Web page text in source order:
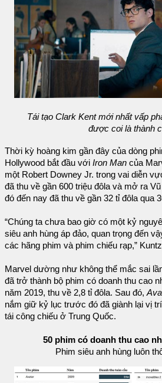
Tái tạo Clark Kent mới nhất vấp
được coi là thành
Thời kỳ hoàng kim gần đây của dòng
Hollywood bắt đầu với Iron Man của
một Robert Downey Jr. trong vai diễn
đã thu về gần 600 triệu đôla và mở ra
đó đến nay đã thu về gần 32 tỉ đôla qua
“Chúng ta chưa bao giờ có một kỷ
siêu anh hùng áp đảo, quan trọng đến
các hãng phim và phim chiếu rạp,”
Marvel dường như không thể mắc sai
đã trở thành bộ phim có doanh thu cao
năm 2019, thu về 2,8 tỉ đôla. Sau đó,
nắm giữ kỷ lục trước đó đã giành lại vị
tái công chiếu ở Trung Quốc.
50 phim có doanh thu cao
Phim siêu anh hùng luôn